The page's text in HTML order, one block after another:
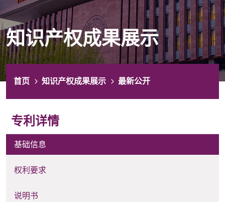
知识产权成果展示
首页 知识产权成果展示 最新公开
专利详情
基础信息
权利要求
说明书